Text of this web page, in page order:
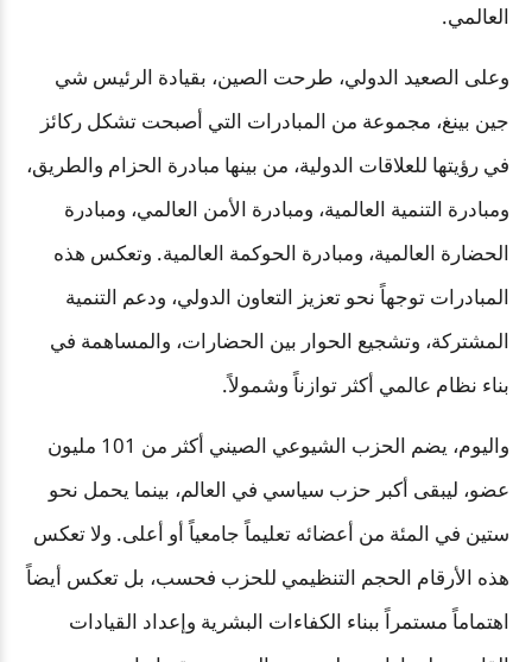
العالمي.
وعلى الصعيد الدولي، طرحت الصين، بقيادة الرئيس شي
جين بينغ، مجموعة من المبادرات التي أصبحت تشكل ركائز
في رؤيتها للعلاقات الدولية، من بينها مبادرة الحزام والطريق،
ومبادرة التنمية العالمية، ومبادرة الأمن العالمي، ومبادرة
الحضارة العالمية، ومبادرة الحوكمة العالمية. وتعكس هذه
المبادرات توجهاً نحو تعزيز التعاون الدولي، ودعم التنمية
المشتركة، وتشجيع الحوار بين الحضارات، والمساهمة في
بناء نظام عالمي أكثر توازناً وشمولاً.
واليوم، يضم الحزب الشيوعي الصيني أكثر من 101 مليون
عضو، ليبقى أكبر حزب سياسي في العالم، بينما يحمل نحو
ستين في المئة من أعضائه تعليماً جامعياً أو أعلى. ولا تعكس
هذه الأرقام الحجم التنظيمي للحزب فحسب، بل تعكس أيضاً
اهتماماً مستمراً ببناء الكفاءات البشرية وإعداد القيادات